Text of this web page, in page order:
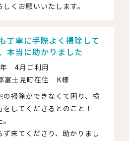
くお願いいたします。
丁寧に手際よく掃除して
本当に助かりました
4月ご利用
富士見町在住 K様
掃除ができなくて困り、検
してくださるとのこと！
来てくださり、助かりまし